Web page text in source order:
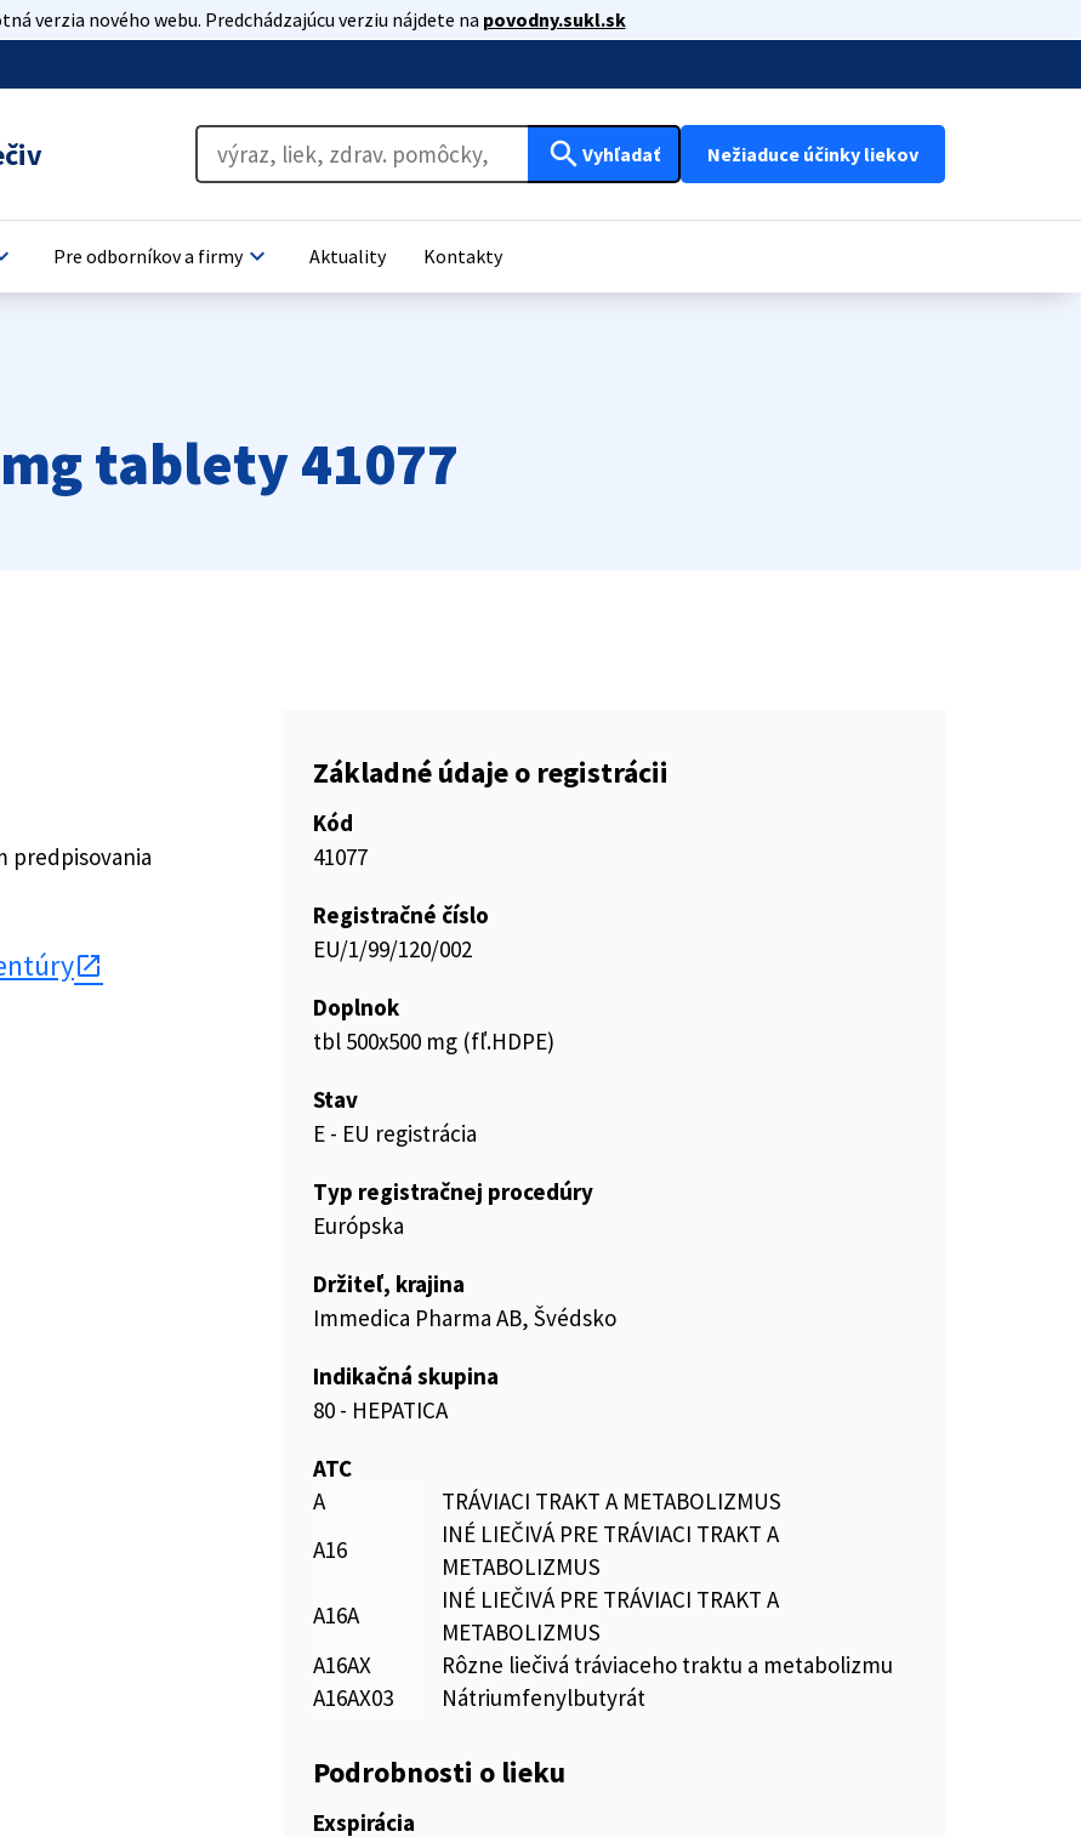
verzia nového webu. Predchádzajúcu verziu nájdete na povodny.sukl.sk
search Vyhľadať Nežiaduce účinky liekov
Pre odborníkov a firmykeyboard_arrow_down Aktuality Kontakty
tablety 41077
predpisovania
Základné údaje o registrácii
Kód
41077
Registračné číslo
EU/1/99/120/002
Doplnok
tbl 500x500 mg (fľ.HDPE)
Stav
E - EU registrácia
Typ registračnej procedúry
Európska
Držiteľ, krajina
Immedica Pharma AB, Švédsko
Indikačná skupina
80 - HEPATICA
ATC
A
TRÁVIACI TRAKT A METABOLIZMUS
A16
INÉ LIEČIVÁ PRE TRÁVIACI TRAKT A
METABOLIZMUS
A16A
INÉ LIEČIVÁ PRE TRÁVIACI TRAKT A
METABOLIZMUS
A16AX
Rôzne liečivá tráviaceho traktu a metabolizmu
A16AX03
Nátriumfenylbutyrát
Podrobnosti o lieku
Exspirácia